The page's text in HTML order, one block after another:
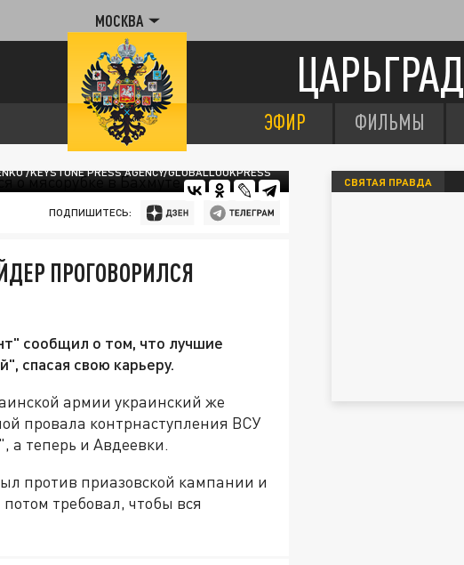
МОСКВА
ЦАРЬГРАД
ЭФИР ФИЛЬМЫ
/KEYSTONE PRESS AGENCY/GLOBALLOOKPRESS
ПОДПИШИТЕСЬ:
ПРОГОВОРИЛСЯ
сообщил о том, что лучшие
спасая свою карьеру.
армии украинский же
провала контрнаступления ВСУ
а теперь и Авдеевки.
против приазовской кампании и
требовал, чтобы вся
СВЯТАЯ ПРАВДА